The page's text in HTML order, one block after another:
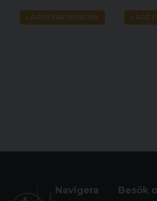
LÄGG I VARUKORGEN LÄGG I
Navigera Besök